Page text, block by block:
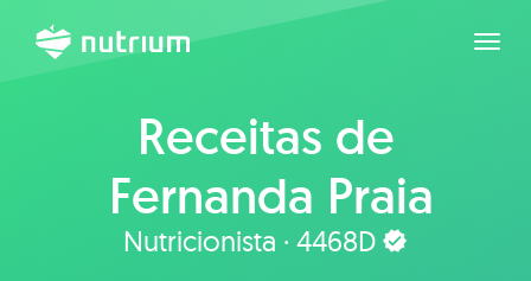
Receitas de
Fernanda Praia
Nutricionista · 4468D